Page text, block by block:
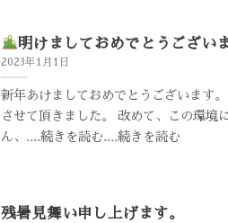
明けましておめでとうござい
2023年1月1日
新年あけましておめでとうございます
させて頂きました。 改めて、この環境
ん、....続きを読む....続きを読む
残暑見舞い申し上げます。